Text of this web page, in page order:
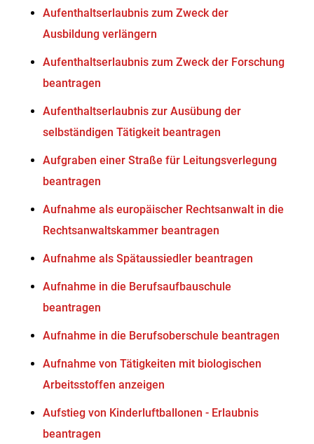
Aufenthaltserlaubnis zum Zweck der
Ausbildung verlängern
Aufenthaltserlaubnis zum Zweck der Forschung
beantragen
Aufenthaltserlaubnis zur Ausübung der
selbständigen Tätigkeit beantragen
Aufgraben einer Straße für Leitungsverlegung
beantragen
Aufnahme als europäischer Rechtsanwalt in die
Rechtsanwaltskammer beantragen
Aufnahme als Spätaussiedler beantragen
Aufnahme in die Berufsaufbauschule
beantragen
Aufnahme in die Berufsoberschule beantragen
Aufnahme von Tätigkeiten mit biologischen
Arbeitsstoffen anzeigen
Aufstieg von Kinderluftballonen - Erlaubnis
beantragen